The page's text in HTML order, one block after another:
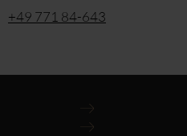
+49 771 84-643